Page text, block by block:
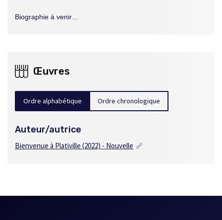
Biographie à venir…
Œuvres
Ordre alphabétique Ordre chronologique
Auteur/autrice
Bienvenue à Plativille (2022) - Nouvelle